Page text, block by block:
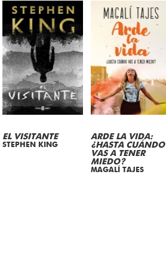
EL VISITANTE
STEPHEN KING
ARDE LA VIDA:
¿HASTA CUÁNDO
VAS A TENER
MIEDO?
MAGALÍ TAJES